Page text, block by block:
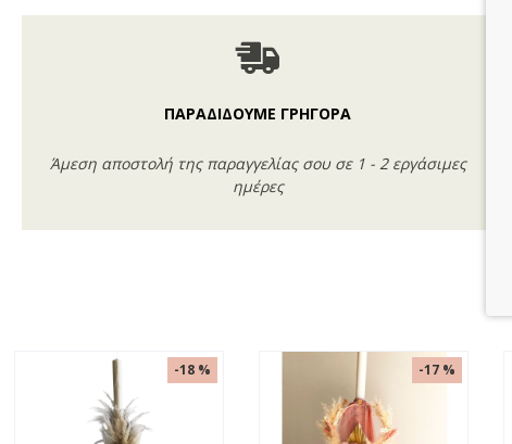
ΠΑΡΑΔΙΔΟΥΜΕ ΓΡΗΓΟΡΑ
Άμεση αποστολή της παραγγελίας σου σε 1 - 2 εργάσιμες
ημέρες
-18 % -17 %